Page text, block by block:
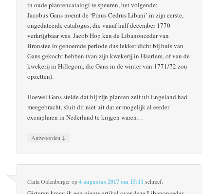
in oude plantencatalogi te speuren, het volgende:
Jacobus Gans noemt de ‘Pinus Cedrus Libani’ in zijn eerste,
ongedateerde catalogus, die vanaf half december 1770
verkrijgbaar was. Jacob Hop kan de Libanonceder van
Bronstee in genoemde periode dus lekker dicht bij huis van
Gans gekocht hebben (van zijn kwekerij in Haarlem, of van de
kwekerij in Hillegom, die Gans in de winter van 1771/72 zou
opzetten).
Hoewel Gans stelde dat hij zijn planten zelf uit Engeland had
meegebracht, sluit dit niet uit dat er mogelijk al eerder
exemplaren in Nederland te krijgen waren…
Antwoorden ↓
Carla Oldenburgerop4 augustus 2017 om 15:11 schreef: